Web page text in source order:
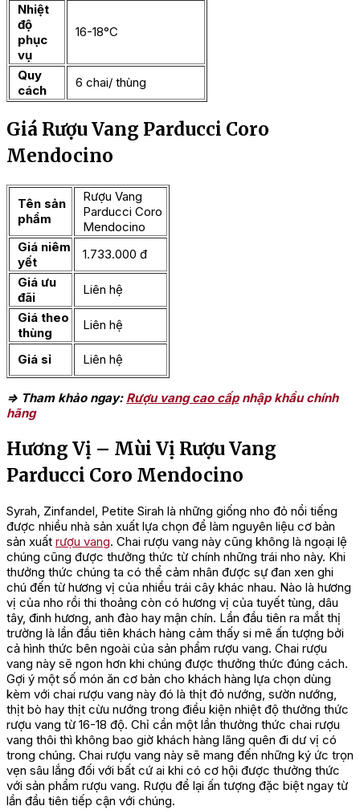
Nhiệt
độ
phục
vụ
16-18°C
Quy
cách
6 chai/ thùng
Giá Rượu Vang Parducci Coro
Mendocino
Tên sản
phẩm
Rượu Vang
Parducci Coro
Mendocino
Giá niêm
yết
1.733.000 đ
Giá ưu
đãi
Liên hệ
Giá theo
thùng
Liên hệ
Giá sỉ Liên hệ
=> Tham khảo ngay: Rượu vang cao cấpnhập khẩu chính
hãng
Hương Vị – Mùi Vị Rượu Vang
Parducci Coro Mendocino
Syrah, Zinfandel, Petite Sirah là những giống nho đỏ nổi tiếng
được nhiều nhà sản xuất lựa chọn để làm nguyên liệu cơ bản
sản xuất rượu vang. Chai rượu vang này cũng không là ngoại lệ
chúng cũng được thưởng thức từ chính những trái nho này. Khi
thưởng thức chúng ta có thể cảm nhân được sự đan xen ghi
chú đến từ hương vị của nhiều trái cây khác nhau. Nào là hương
vị của nho rồi thi thoảng còn có hương vị của tuyết tùng, dâu
tây, đinh hương, anh đào hay mận chín. Lần đầu tiên ra mắt thị
trường là lần đầu tiên khách hàng cảm thấy si mê ấn tượng bởi
cả hình thức bên ngoài của sản phẩm rượu vang. Chai rượu
vang này sẽ ngon hơn khi chúng được thưởng thức đúng cách.
Gợi ý một số món ăn cơ bản cho khách hàng lựa chọn dùng
kèm với chai rượu vang này đó là thịt đỏ nướng, sườn nướng,
thịt bò hay thịt cừu nướng trong điều kiện nhiệt độ thưởng thức
rượu vang từ 16-18 độ. Chỉ cần một lần thưởng thức chai rượu
vang thôi thì không bao giờ khách hàng lãng quên đi dư vị có
trong chúng. Chai rượu vang này sẽ mang đến những ký ức trọn
vẹn sâu lắng đối với bất cứ ai khi có cơ hội được thưởng thức
với sản phẩm rượu vang. Rượu để lại ấn tượng đặc biệt ngay từ
lần đầu tiên tiếp cận với chúng.